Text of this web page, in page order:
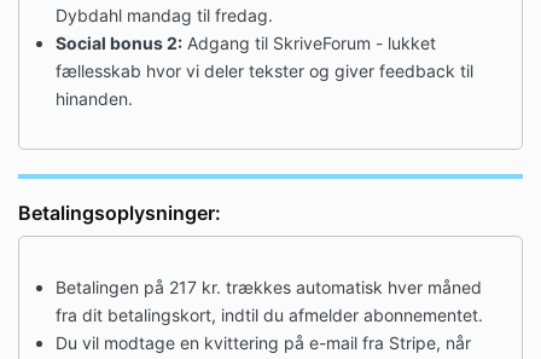
Dybdahl mandag til fredag.
Social bonus 2: Adgang til SkriveForum - lukket
fællesskab hvor vi deler tekster og giver feedback til
hinanden.
Betalingsoplysninger:
Betalingen på 217 kr. trækkes automatisk hver måned
fra dit betalingskort, indtil du afmelder abonnementet.
Du vil modtage en kvittering på e-mail fra Stripe, når